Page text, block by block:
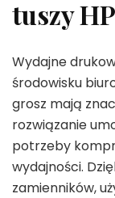
tuszy
Wydajne
środowisku
grosz mają
rozwiązanie
potrzeby
wydajności.
zamienników,